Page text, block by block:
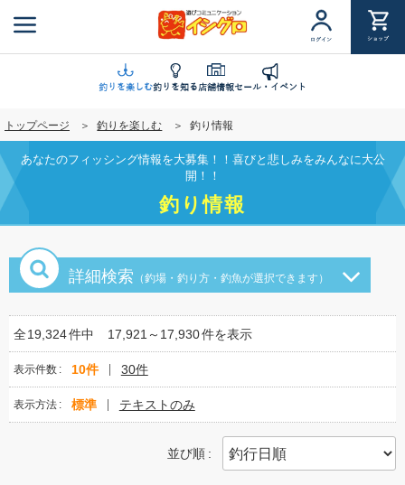
ン
に
移
動
ログイン ショップ
釣りを楽しむ釣りを知る店舗情報セール・イベント
トップページ 釣りを楽しむ 釣り情報
あなたのフィッシング情報を大募集！！喜びと悲しみをみんなに大公
開！！
釣り情報
詳細検索 （釣場・釣り方・釣魚が選択できます）
全19,324件中 17,921～17,930件を表示
表示件数 10件 30件
表示方法 標準 テキストのみ
並び順